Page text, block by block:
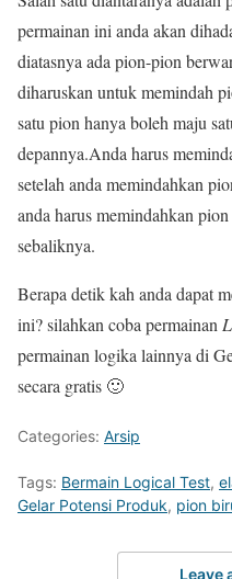
permainan ini anda akan
diatasnya ada pion-pion
diharuskan untuk memindah
satu pion hanya boleh maju
depannya.Anda harus
setelah anda memindahkan
anda harus memindahkan
sebaliknya.
Berapa detik kah anda dapat
ini? silahkan coba permainan
permainan logika lainnya di
secara gratis 🙂
Categories: Arsip
Tags: Bermain Logical Test,
Gelar Potensi Produk, pion
Leave